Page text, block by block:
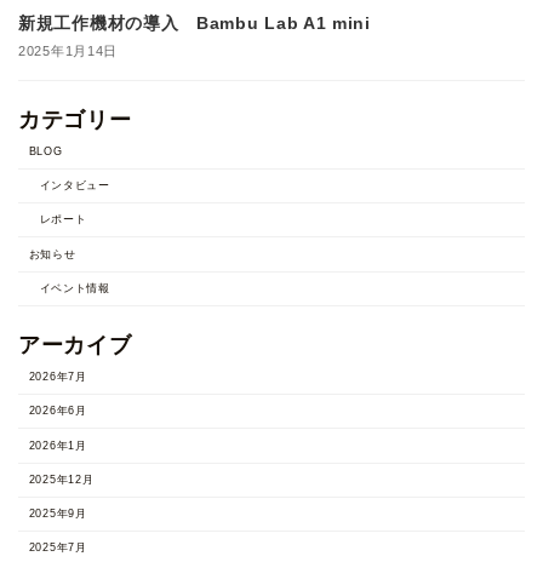
新規工作機材の導入 Bambu Lab A1 mini
2025年1月14日
カテゴリー
BLOG
インタビュー
レポート
お知らせ
イベント情報
アーカイブ
2026年7月
2026年6月
2026年1月
2025年12月
2025年9月
2025年7月